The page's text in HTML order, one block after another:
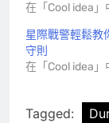
在「Cool idea」
星際戰警輕鬆教
守則
在「Cool idea」
Tagged: